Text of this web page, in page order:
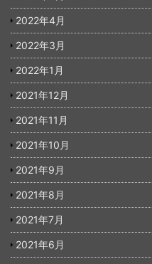
2022年4月
2022年3月
2022年1月
2021年12月
2021年11月
2021年10月
2021年9月
2021年8月
2021年7月
2021年6月